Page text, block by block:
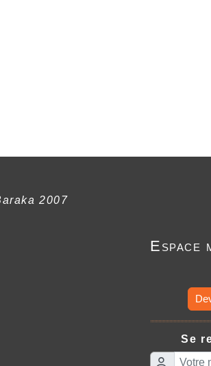
2007
Espace
Se